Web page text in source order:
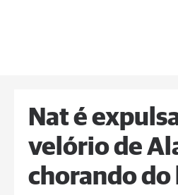
Nat é
velório de
chorando do